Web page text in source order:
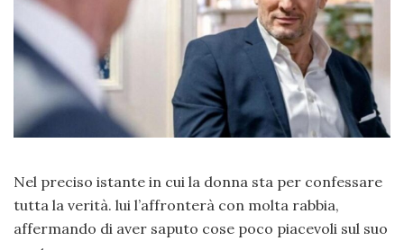
Nel preciso istante in cui la donna sta per confessare
tutta la verità. lui l’affronterà con molta rabbia,
affermando di aver saputo cose poco piacevoli sul suo